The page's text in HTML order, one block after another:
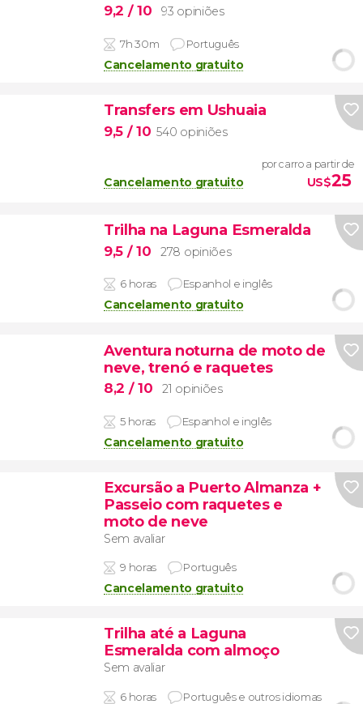
9,2 / 10 93 opiniões
7h 30m Português
Cancelamento gratuito
Transfers em Ushuaia
9,5 / 10 540 opiniões
Cancelamento gratuito
por carro a partir de
US$25
Trilha na Laguna Esmeralda
9,5 / 10 278 opiniões
6 horas Espanhol e inglês
Cancelamento gratuito
Aventura noturna de moto de
neve, trenó e raquetes
8,2 / 10 21 opiniões
5 horas Espanhol e inglês
Cancelamento gratuito
Excursão a Puerto Almanza +
Passeio com raquetes e
moto de neve
Sem avaliar
9 horas Português
Cancelamento gratuito
Trilha até a Laguna
Esmeralda com almoço
Sem avaliar
6 horas Português e outros idiomas